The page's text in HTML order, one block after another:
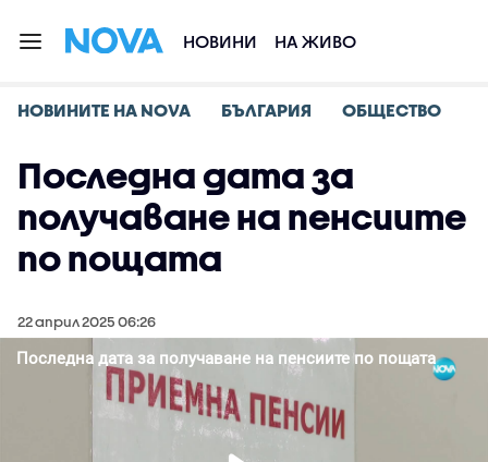
НОВИНИ НА ЖИВО
НОВИНИТЕ НА NOVA БЪЛГАРИЯ ОБЩЕСТВО
Последна дата за
получаване на пенсиите
по пощата
22 април 2025 06:26